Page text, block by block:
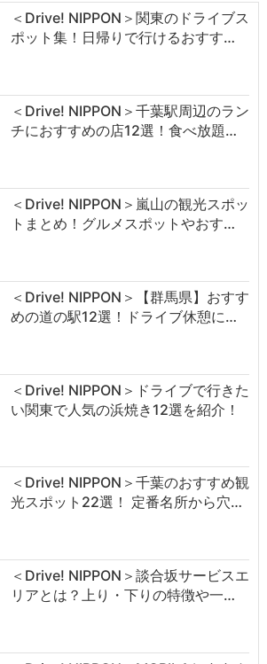
＜Drive! NIPPON＞関東のドライブス
ポット集！日帰りで行けるおすす…
＜Drive! NIPPON＞千葉駅周辺のラン
チにおすすめの店12選！食べ放題…
＜Drive! NIPPON＞嵐山の観光スポッ
トまとめ！グルメスポットやおす…
＜Drive! NIPPON＞【群馬県】おすす
めの道の駅12選！ドライブ休憩に…
＜Drive! NIPPON＞ドライブで行きた
い関東で人気の浜焼き12選を紹介！
＜Drive! NIPPON＞千葉のおすすめ観
光スポット22選！ 定番名所から穴…
＜Drive! NIPPON＞談合坂サービスエ
リアとは？上り・下りの特徴や一…